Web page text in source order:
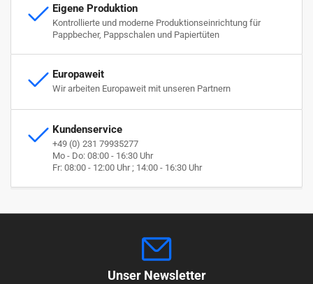
Eigene Produktion
Kontrollierte und moderne Produktionseinrichtung für
Pappbecher, Pappschalen und Papiertüten
Europaweit
Wir arbeiten Europaweit mit unseren Partnern
Kundenservice
+49 (0) 231 79935277
Mo - Do: 08:00 - 16:30 Uhr
Fr: 08:00 - 12:00 Uhr ; 14:00 - 16:30 Uhr
Unser Newsletter